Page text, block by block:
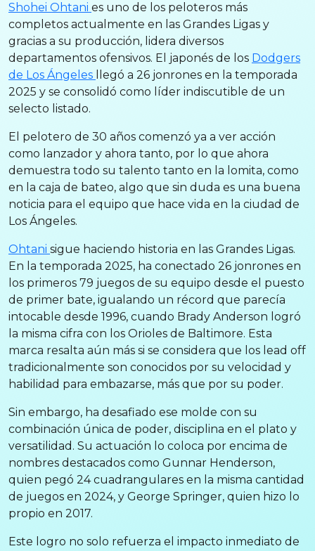
Shohei Ohtani es uno de los peloteros más
completos actualmente en las Grandes Ligas y
gracias a su producción, lidera diversos
departamentos ofensivos. El japonés de los Dodgers
de Los Ángeles
llegó a 26 jonrones en la temporada
2025 y se consolidó como líder indiscutible de un
selecto listado.
El pelotero de 30 años comenzó ya a ver acción
como lanzador y ahora tanto, por lo que ahora
demuestra todo su talento tanto en la lomita, como
en la caja de bateo, algo que sin duda es una buena
noticia para el equipo que hace vida en la ciudad de
Los Ángeles.
Ohtani sigue haciendo historia en las Grandes Ligas.
En la temporada 2025, ha conectado 26 jonrones en
los primeros 79 juegos de su equipo desde el puesto
de primer bate, igualando un récord que parecía
intocable desde 1996, cuando Brady Anderson logró
la misma cifra con los Orioles de Baltimore. Esta
marca resalta aún más si se considera que los lead off
tradicionalmente son conocidos por su velocidad y
habilidad para embazarse, más que por su poder.
Sin embargo, ha desafiado ese molde con su
combinación única de poder, disciplina en el plato y
versatilidad. Su actuación lo coloca por encima de
nombres destacados como Gunnar Henderson,
quien pegó 24 cuadrangulares en la misma cantidad
de juegos en 2024, y George Springer, quien hizo lo
propio en 2017.
Este logro no solo refuerza el impacto inmediato de